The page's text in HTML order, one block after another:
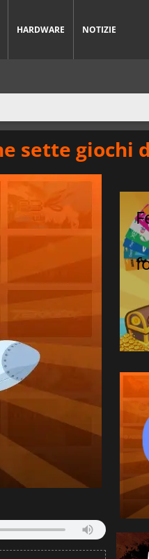
HARDWARE NOTIZIE
sette giochi